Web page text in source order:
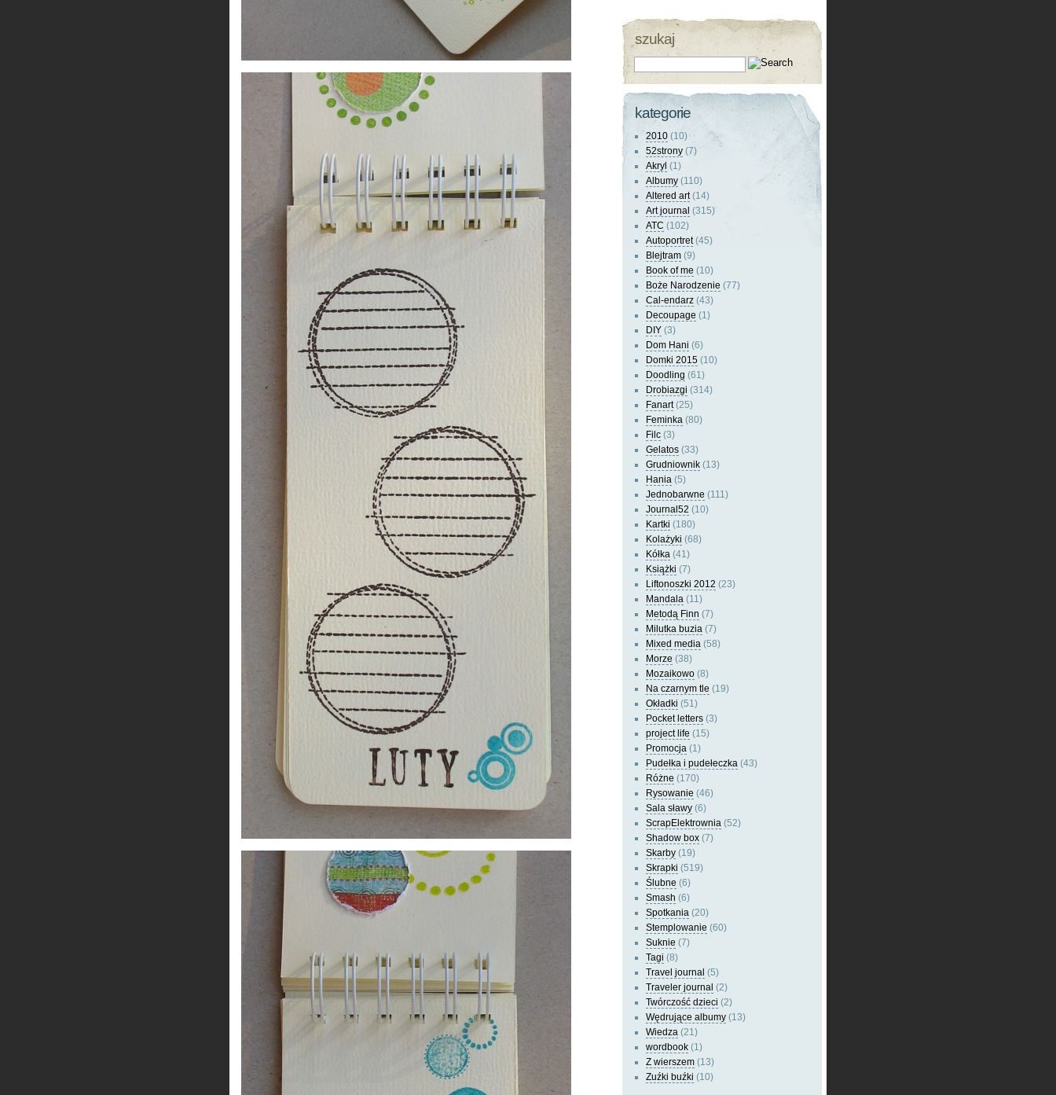
szukaj
kategorie
2010 (10)
52strony (7)
Akryl (1)
Albumy (110)
Altered art(14)
Art journal (315)
ATC (102)
Autoportret(45)
Blejtram (9)
Book of me (10)
Boże Narodzenie (77)
Cal-endarz (43)
Decoupage (1)
DIY (3)
Dom Hani (6)
Domki 2015 (10)
Doodling (61)
Drobiazgi (314)
Fanart(25)
Feminka (80)
Filc (3)
Gelatos (33)
Grudniownik (13)
Hania (5)
Jednobarwne (111)
Journal52 (10)
Kartki (180)
Kolażyki (68)
Kółka (41)
Książki (7)
Liftonoszki 2012 (23)
Mandala (11)
Metodą Finn (7)
Milutka buzia (7)
Mixed media (58)
Morze (38)
Mozaikowo (8)
Na czarnym tle (19)
Okładki (51)
Pocket letters (3)
project life (15)
Promocja (1)
Pudełka i pudełeczka (43)
Różne (170)
Rysowanie (46)
Sala sławy (6)
ScrapElektrownia (52)
Shadow box (7)
Skarby (19)
Skrapki (519)
Ślubne (6)
Smash (6)
Spotkania (20)
Stemplowanie (60)
Suknie (7)
Tagi (8)
Travel journal (5)
Traveler journal (2)
Twórczość dzieci (2)
Wędrujące albumy (13)
Wiedza (21)
wordbook (1)
Z wierszem (13)
Zuźki buźki (10)